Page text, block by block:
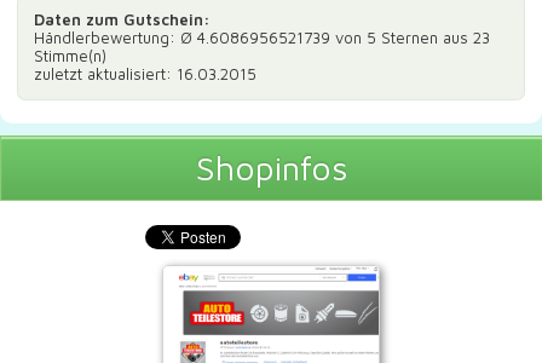
Daten zum Gutschein:
Händlerbewertung: Ø 4.6086956521739 von 5 Sternen aus 23
Stimme(n)
zuletzt aktualisiert: 16.03.2015
Shopinfos